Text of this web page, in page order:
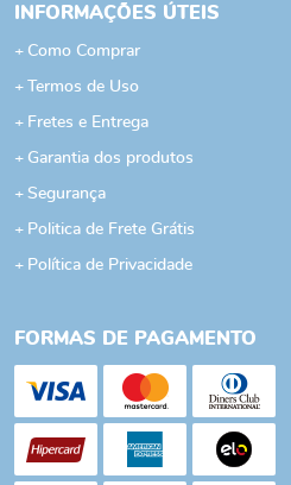
INFORMAÇÕES ÚTEIS
Como Comprar
Termos de Uso
Fretes e Entrega
Garantia dos produtos
Segurança
Politica de Frete Grátis
Política de Privacidade
FORMAS DE PAGAMENTO